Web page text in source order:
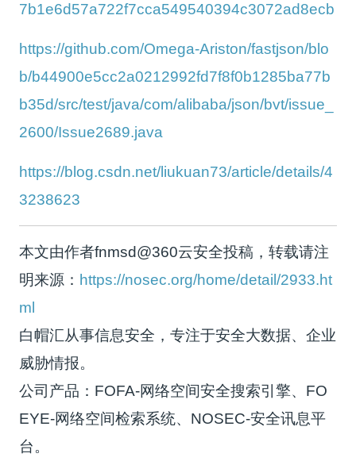
7b1e6d57a722f7cca549540394c3072ad8ecb
https://github.com/Omega-Ariston/fastjson/blo
b/b44900e5cc2a0212992fd7f8f0b1285ba77b
b35d/src/test/java/com/alibaba/json/bvt/issue_
2600/Issue2689.java
https://blog.csdn.net/liukuan73/article/details/4
3238623
本文由作者fnmsd@360云安全投稿，转载请注
明来源： https://nosec.org/home/detail/2933.ht
ml
白帽汇从事信息安全，专注于安全大数据、企业
威胁情报。
公司产品：FOFA-网络空间安全搜索引擎、FO
EYE-网络空间检索系统、NOSEC-安全讯息平
台。